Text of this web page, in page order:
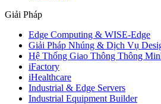
Giải Pháp
Edge Computing & WISE-Edge
Giải Pháp Nhúng & Dịch Vụ
Hệ Thống Giao Thông Thông
iFactory
iHealthcare
Industrial & Edge Servers
Industrial Equipment Builder